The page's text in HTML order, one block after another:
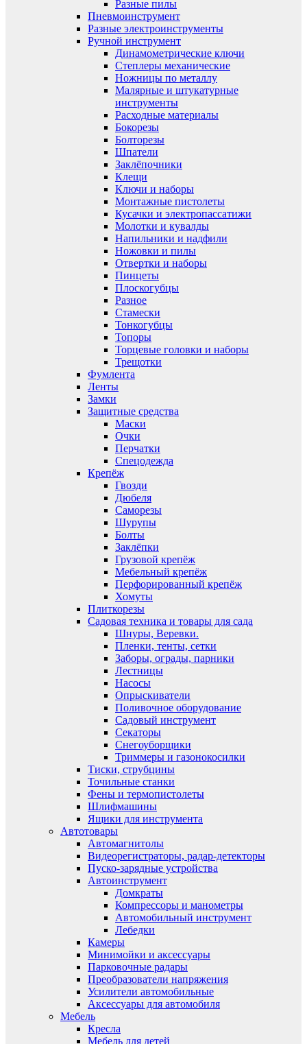
Разные пилы
Пневмоинструмент
Разные электроинструменты
Ручной инструмент
Динамометрические ключи
Степлеры механические
Ножницы по металлу
Малярные и штукатурные
инструменты
Расходные материалы
Бокорезы
Болторезы
Шпатели
Заклёпочники
Клещи
Ключи и наборы
Монтажные пистолеты
Кусачки и электропассатижи
Молотки и кувалды
Напильники и надфили
Ножовки и пилы
Отвертки и наборы
Пинцеты
Плоскогубцы
Разное
Стамески
Тонкогубцы
Топоры
Торцевые головки и наборы
Трещотки
Фумлента
Ленты
Замки
Защитные средства
Маски
Очки
Перчатки
Спецодежда
Крепёж
Гвозди
Дюбеля
Саморезы
Шурупы
Болты
Заклёпки
Грузовой крепёж
Мебельный крепёж
Перфорированный крепёж
Хомуты
Плиткорезы
Садовая техника и товары для сада
Шнуры, Веревки.
Пленки, тенты, сетки
Заборы, ограды, парники
Лестницы
Насосы
Опрыскиватели
Поливочное оборудование
Садовый инструмент
Секаторы
Снегоуборщики
Триммеры и газонокосилки
Тиски, струбцины
Точильные станки
Фены и термопистолеты
Шлифмашины
Ящики для инструмента
Автотовары
Автомагнитолы
Видеорегистраторы, радар-детекторы
Пуско-зарядные устройства
Автоинструмент
Домкраты
Компрессоры и манометры
Автомобильный инструмент
Лебедки
Камеры
Минимойки и аксессуары
Парковочные радары
Преобразователи напряжения
Усилители автомобильные
Аксессуары для автомобиля
Мебель
Кресла
Мебель для детей